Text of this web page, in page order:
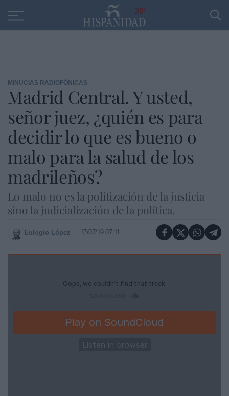
30
MINUCIAS RADIOFÓNICAS
Madrid Central. Y usted,
señor juez, ¿quién es para
decidir lo que es bueno o
malo para la salud de los
madrileños?
Lo malo no es la politización de la justicia
sino la judicialización de la política.
Eulogio López 17/07/19 07:11